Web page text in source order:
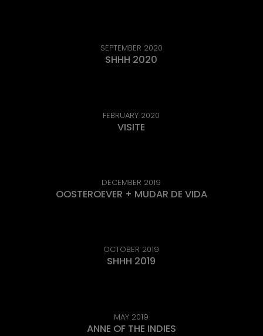
SEPTEMBER 2020
SHHH 2020
FEBRUARY 2020
VISITE
DECEMBER 2019
OOSTEROEVER + MUDAR DE VIDA
OCTOBER 2019
SHHH 2019
MAY 2019
ANNE OF THE INDIES